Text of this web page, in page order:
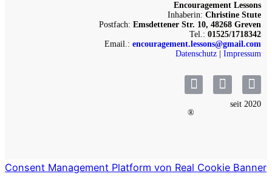
Encouragement Lessons
Inhaberin: Christine Stute
Postfach: Emsdettener Str. 10, 48268 Greven
Tel.: 01525/1718342
Email.: encouragement.lessons@gmail.com
Datenschutz
Impressum
seit 2020
®
Consent Management Platform von Real Cookie Banner